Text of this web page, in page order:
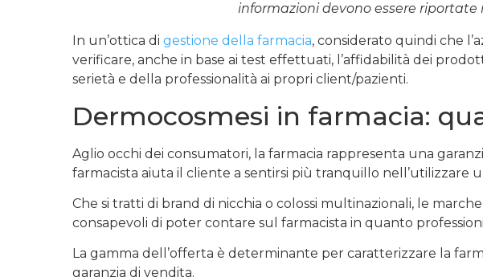
informazioni devono essere
In un’ottica di gestione della farmacia, considerato quindi che
verificare, anche in base ai test effettuati, l’affidabilità dei
serietà e della professionalità ai propri client/pazienti.
Dermocosmesi in farmacia:
Aglio occhi dei consumatori, la farmacia rappresenta una
farmacista aiuta il cliente a sentirsi più tranquillo nell’utilizzare
Che si tratti di brand di nicchia o colossi multinazionali, le
consapevoli di poter contare sul farmacista in quanto
La gamma dell’offerta è determinante per caratterizzare la
garanzia di vendita.